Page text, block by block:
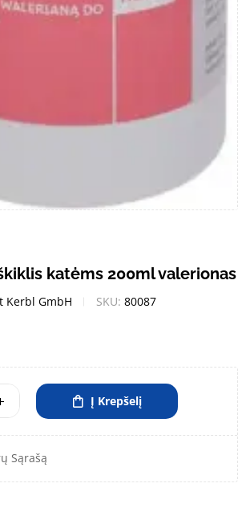
katėms 200ml valerionas
Kerbl GmbH SKU: 80087
Į Krepšelį
Sąrašą